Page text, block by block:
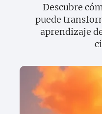
Descubre
puede
aprendizaje